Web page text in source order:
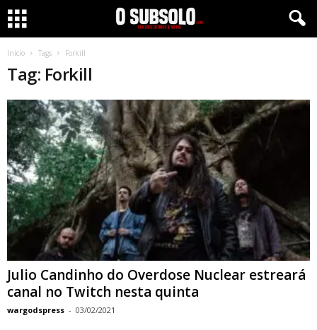
Início Tags Forkill
Tag: Forkill
Julio Candinho do Overdose Nuclear estreará
canal no Twitch nesta quinta
wargodspress - 03/02/2021